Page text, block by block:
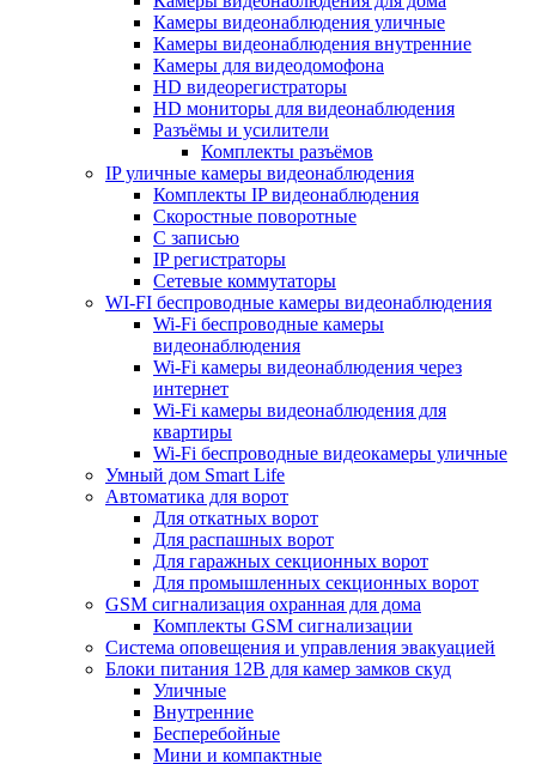
Камеры видеонаблюдения уличные
Камеры видеонаблюдения внутренние
Камеры для видеодомофона
HD видеорегистраторы
HD мониторы для видеонаблюдения
Разъёмы и усилители
Комплекты разъёмов
IP уличные камеры видеонаблюдения
Комплекты IP видеонаблюдения
Скоростные поворотные
С записью
IP регистраторы
Сетевые коммутаторы
WI-FI беспроводные камеры видеонаблюдения
Wi-Fi беспроводные камеры
видеонаблюдения
Wi-Fi камеры видеонаблюдения через
интернет
Wi-Fi камеры видеонаблюдения для
квартиры
Wi-Fi беспроводные видеокамеры уличные
Умный дом Smart Life
Автоматика для ворот
Для откатных ворот
Для распашных ворот
Для гаражных секционных ворот
Для промышленных секционных ворот
GSM сигнализация охранная для дома
Комплекты GSM сигнализации
Cистема оповещения и управления эвакуацией
Блоки питания 12В для камер замков скуд
Уличные
Внутренние
Бесперебойные
Мини и компактные